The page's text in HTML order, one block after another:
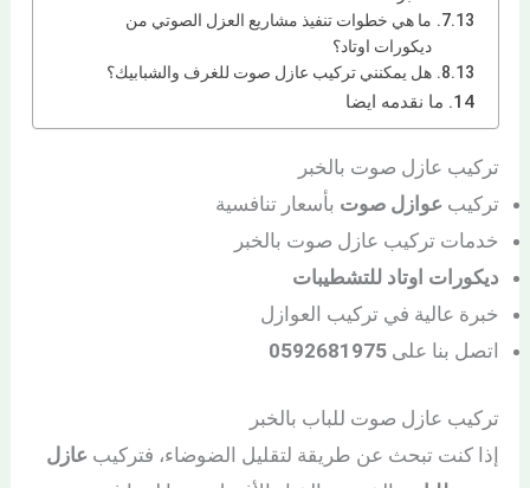
ما هي خطوات تنفيذ مشاريع العزل الصوتي من
ديكورات اوتاد؟
هل يمكنني تركيب عازل صوت للغرف والشبابيك؟
ما نقدمه ايضا
تركيب عازل صوت بالخبر
تركيب عوازل صوت بأسعار تنافسية
خدمات تركيب عازل صوت بالخبر
ديكورات اوتاد للتشطيبات
خبرة عالية في تركيب العوازل
اتصل بنا على0592681975
تركيب عازل صوت للباب بالخبر
إذا كنت تبحث عن طريقة لتقليل الضوضاء، فتركيب عازل